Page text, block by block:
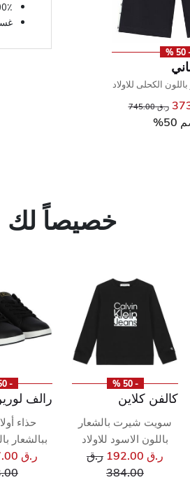
-
الكحلى للاولاد
سعر مخفض من
ر.ق 745.00 إلى
غسيل
خصيصاً لك
من
- 50 %
كالفن كلاين
سويت شيرت بالشعار
باللون الاسود للاولاد
ر.ق 192.00 سعر مخفض من
ر.ق
384.00إلى
- 50 %
رالف
حذاء
ببالشعار
ر.ق 247.00